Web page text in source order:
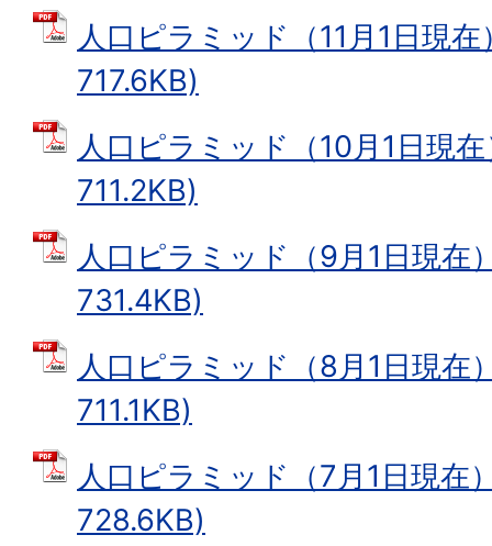
人口ピラミッド（11月1日現
717.6KB)
人口ピラミッド（10月1日現
711.2KB)
人口ピラミッド（9月1日現在
731.4KB)
人口ピラミッド（8月1日現在
711.1KB)
人口ピラミッド（7月1日現在
728.6KB)